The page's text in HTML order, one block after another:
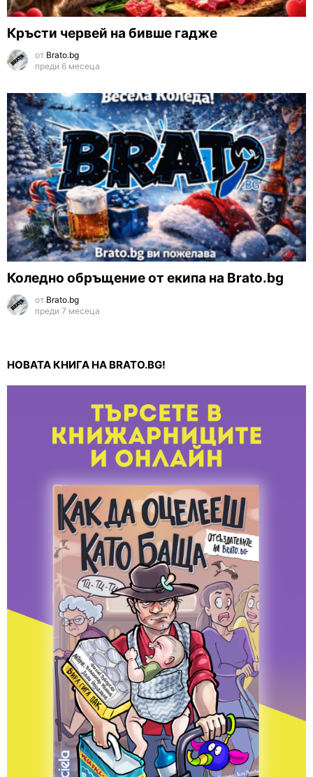
Кръсти червей на бивше гадже
от Brato.bg
преди 6 месеца
Коледно обръщение от екипа на Brato.bg
от Brato.bg
преди 7 месеца
НОВАТА КНИГА НА BRATO.BG!